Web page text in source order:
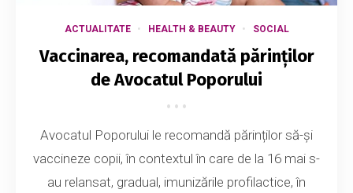
ACTUALITATE HEALTH & BEAUTY SOCIAL
Vaccinarea, recomandată părinților
de Avocatul Poporului
Avocatul Poporului le recomandă părinților să-și
vaccineze copii, în contextul în care de la 16 mai s-
au relansat, gradual, imunizările profilactice, în